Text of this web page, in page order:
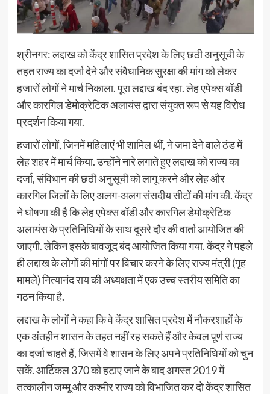
श्रीनगर: लद्दाख को केंद्र शासित प्रदेश के लिए छठी अनुसूची के
तहत राज्य का दर्जा देने और संवैधानिक सुरक्षा की मांग को लेकर
हजारों लोगों ने मार्च निकाला. पूरा लद्दाख बंद रहा. लेह एपेक्स बॉडी
और कारगिल डेमोक्रेटिक अलायंस द्वारा संयुक्त रूप से यह विरोध
प्रदर्शन किया गया.
हजारों लोगों, जिनमें महिलाएं भी शामिल थीं, ने जमा देने वाले ठंड में
लेह शहर में मार्च किया. उन्होंने नारे लगाते हुए लद्दाख को राज्य का
दर्जा, संविधान की छठी अनुसूची को लागू करने और लेह और
कारगिल जिलों के लिए अलग-अलग संसदीय सीटों की मांग की. केंद्र
ने घोषणा की है कि लेह एपेक्स बॉडी और कारगिल डेमोक्रेटिक
अलायंस के प्रतिनिधियों के साथ दूसरे दौर की वार्ता आयोजित की
जाएगी. लेकिन इसके बावजूद बंद आयोजित किया गया. केंद्र ने पहले
ही लद्दाख के लोगों की मांगों पर विचार करने के लिए राज्य मंत्री (गृह
मामले) नित्यानंद राय की अध्यक्षता में एक उच्च स्तरीय समिति का
गठन किया है.
लद्दाख के लोगों ने कहा कि वे केंद्र शासित प्रदेश में नौकरशाहों के
एक अंतहीन शासन के तहत नहीं रह सकते हैं और केवल पूर्ण राज्य
का दर्जा चाहते हैं, जिसमें वे शासन के लिए अपने प्रतिनिधियों को चुन
सकें. आर्टिकल 370 को हटाए जाने के बाद अगस्त 2019 में
तत्कालीन जम्मू और कश्मीर राज्य को विभाजित कर दो केंद्र शासित